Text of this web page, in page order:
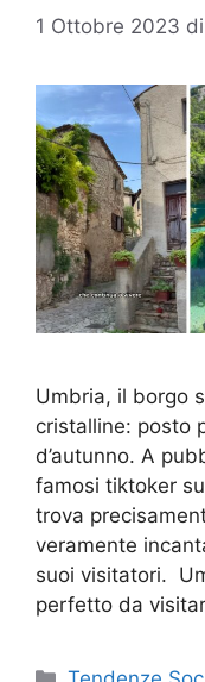
1 Ottobre 2023 di
Umbria, il borgo
cristalline: posto
d’autunno. A
famosi tiktoker
trova
veramente
suoi visitatori.
perfetto da
Categorie